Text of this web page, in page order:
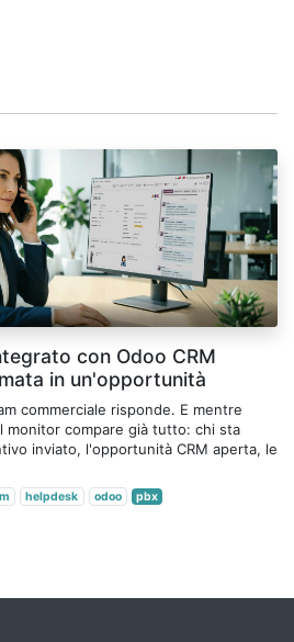
con Odoo CRM
in un'opportunità
commerciale risponde. E mentre
monitor compare già tutto: chi sta
inviato, l'opportunità CRM aperta, le
helpdesk odoo pbx